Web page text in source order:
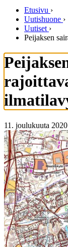
Etusivu ›
Uutishuone ›
Uutiset ›
Peijaksen
11. joulukuuta